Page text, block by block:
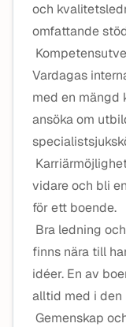
och
omfattande
Vardagas
med en mängd
ansöka om
vidare och bli
för ett boende.
Bra ledning
finns nära till
idéer. En av
alltid med i den
Gemenskap